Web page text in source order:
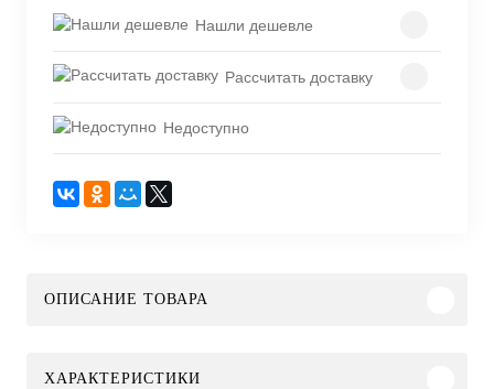
Нашли дешевле
Рассчитать доставку
Недоступно
ОПИСАНИЕ ТОВАРА
ХАРАКТЕРИСТИКИ